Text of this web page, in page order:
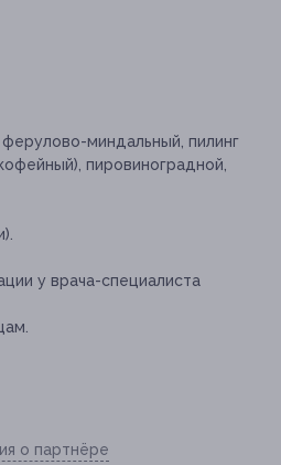
миндальный, пилинг
пировиноградной,
у врача-специалиста
о партнёре